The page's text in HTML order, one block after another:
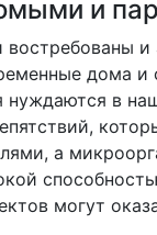
и
и
дома и
нуждаются в
а
могут